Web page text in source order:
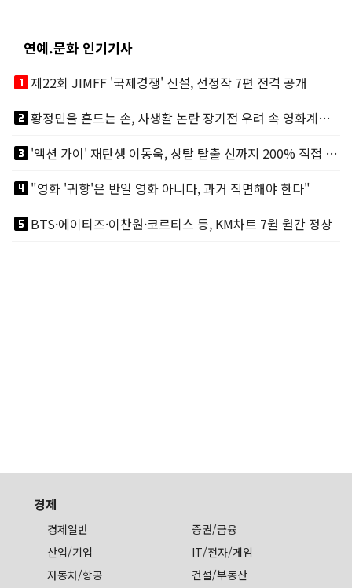
연예.문화 인기기사
looks_one제22회 JIMFF '국제경쟁' 신설, 선정작 7편 전격 공개
looks_two
황정민을 흔드는 손, 사생활 논란 장기전 우려 속 영화계도 리스크
looks_3
'액션 가이' 재탄생 이동욱, 상탈 탈출 신까지 200% 직접 소화
looks_4"영화 '귀향'은 반일 영화 아니다, 과거 직면해야 한다"
looks_5BTS·에이티즈·이찬원·코르티스 등, KM차트 7월 월간 정상
경제
경제일반
증권/금융
산업/기업
IT/전자/게임
자동차/항공
건설/부동산